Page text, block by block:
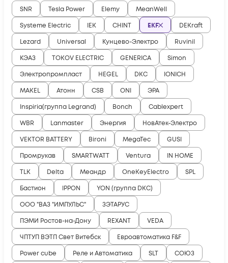
SNR Tesla Power Elemy
MeanWell
Systeme Electric
IEK CHINT EKF
DEKraft
Lezard
Universal Кунцево-Электро
Ruvinil
КЭАЗ
TOKOV ELECTRIC GENERICA
Simon
Электропромпласт
HEGEL DKC
IONICH
MAKEL
Атонн CSB ONI
ЭРА
Inspiria(группа Legrand)
Bonch
Cablexpert
WBR
Lanmaster Энергия
НовАтек-Электро
VEKTOR BATTERY
Bironi MegaTec
GUSI
Промрукав
SMARTWATT Ventura
IN HOME
TLK
Delta Меандр OneKeyElectro
SPL
Бастион
IPPON
YON (группа DKC)
ООО "ВАЗ "ИМПУЛЬС"
ЗЭТАРУС
ПЭМИ Ростов-на-Дону
REXANT
VEDA
ЧПТУП ВЭТП Свет Витебск
Евроавтоматика F&F
Power cube
Реле и Автоматика SLT
СОЮЗ